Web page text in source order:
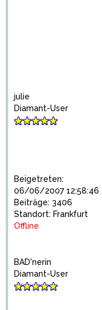
julie
Diamant-User
Beigetreten:
06/06/2007 12:58:46
Beiträge: 3406
Standort: Frankfurt
Offline
BAD'nerin
Diamant-User